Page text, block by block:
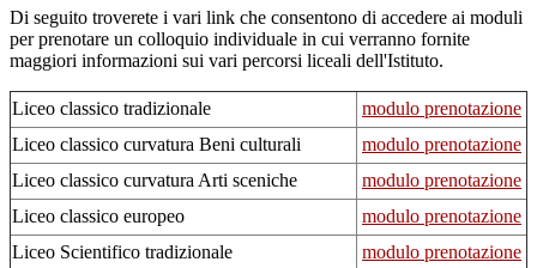
Di seguito troverete i vari link che consentono di accedere ai moduli
per prenotare un colloquio individuale in cui verranno fornite
maggiori informazioni sui vari percorsi liceali dell'Istituto.
Liceo classico tradizionale
modulo prenotazione
Liceo classico curvatura Beni culturali
modulo prenotazione
Liceo classico curvatura Arti sceniche
modulo prenotazione
Liceo classico europeo
modulo prenotazione
Liceo Scientifico tradizionale
modulo prenotazione